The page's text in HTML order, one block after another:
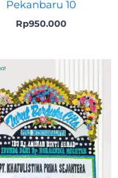
Pekanbaru 10
Rp950.000